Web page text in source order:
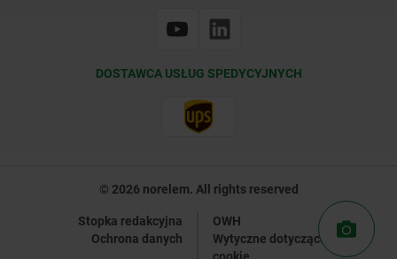
DOSTAWCA USŁUG SPEDYCYJNYCH
© 2026 norelem. All rights reserved
Stopka redakcyjna
OWH
Ochrona danych
Wytyczne dotyczące plików
cookie